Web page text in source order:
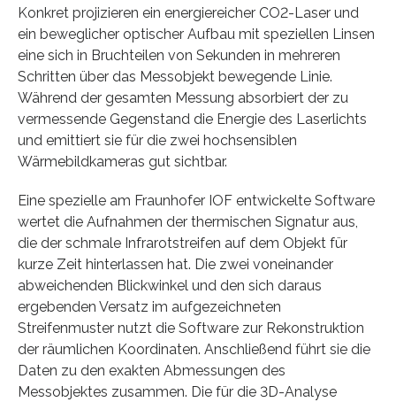
Konkret projizieren ein energiereicher CO2-Laser und
ein beweglicher optischer Aufbau mit speziellen Linsen
eine sich in Bruchteilen von Sekunden in mehreren
Schritten über das Messobjekt bewegende Linie.
Während der gesamten Messung absorbiert der zu
vermessende Gegenstand die Energie des Laserlichts
und emittiert sie für die zwei hochsensiblen
Wärmebildkameras gut sichtbar.
Eine spezielle am Fraunhofer IOF entwickelte Software
wertet die Aufnahmen der thermischen Signatur aus,
die der schmale Infrarotstreifen auf dem Objekt für
kurze Zeit hinterlassen hat. Die zwei voneinander
abweichenden Blickwinkel und den sich daraus
ergebenden Versatz im aufgezeichneten
Streifenmuster nutzt die Software zur Rekonstruktion
der räumlichen Koordinaten. Anschließend führt sie die
Daten zu den exakten Abmessungen des
Messobjektes zusammen. Die für die 3D-Analyse